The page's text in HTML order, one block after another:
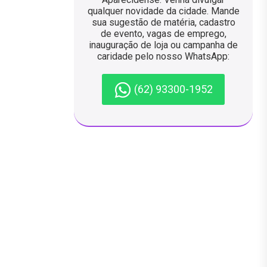
qualquer novidade da cidade. Mande
sua sugestão de matéria, cadastro
de evento, vagas de emprego,
inauguração de loja ou campanha de
caridade pelo nosso WhatsApp:
(62) 93300-1952